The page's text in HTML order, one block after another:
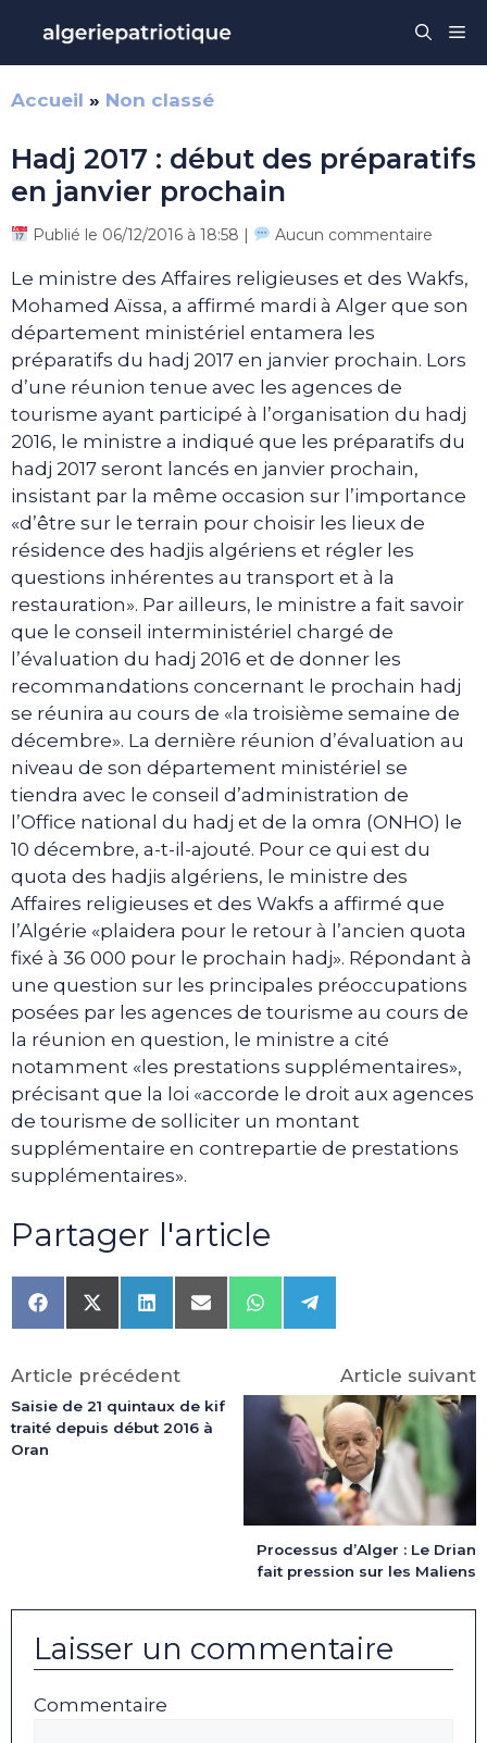
contenu
Accueil » Non classé
Hadj 2017 : début des préparatifs
en janvier prochain
Publié le 06/12/2016 à 18:58 | Aucun commentaire
Le ministre des Affaires religieuses et des Wakfs,
Mohamed Aïssa, a affirmé mardi à Alger que son
département ministériel entamera les
préparatifs du hadj 2017 en janvier prochain. Lors
d’une réunion tenue avec les agences de
tourisme ayant participé à l’organisation du hadj
2016, le ministre a indiqué que les préparatifs du
hadj 2017 seront lancés en janvier prochain,
insistant par la même occasion sur l’importance
«d’être sur le terrain pour choisir les lieux de
résidence des hadjis algériens et régler les
questions inhérentes au transport et à la
restauration». Par ailleurs, le ministre a fait savoir
que le conseil interministériel chargé de
l’évaluation du hadj 2016 et de donner les
recommandations concernant le prochain hadj
se réunira au cours de «la troisième semaine de
décembre». La dernière réunion d’évaluation au
niveau de son département ministériel se
tiendra avec le conseil d’administration de
l’Office national du hadj et de la omra (ONHO) le
10 décembre, a-t-il-ajouté. Pour ce qui est du
quota des hadjis algériens, le ministre des
Affaires religieuses et des Wakfs a affirmé que
l’Algérie «plaidera pour le retour à l’ancien quota
fixé à 36 000 pour le prochain hadj». Répondant à
une question sur les principales préoccupations
posées par les agences de tourisme au cours de
la réunion en question, le ministre a cité
notamment «les prestations supplémentaires»,
précisant que la loi «accorde le droit aux agences
de tourisme de solliciter un montant
supplémentaire en contrepartie de prestations
supplémentaires».
Partager l'article
Share
on
Share
on
(Twitter)
Share
on
Share
on
Share
on
Share
on
Article précédent
Saisie de 21 quintaux de kif
traité depuis début 2016 à
Oran
Article suivant
Processus d’Alger : Le Drian
fait pression sur les Maliens
Laisser un commentaire
Commentaire